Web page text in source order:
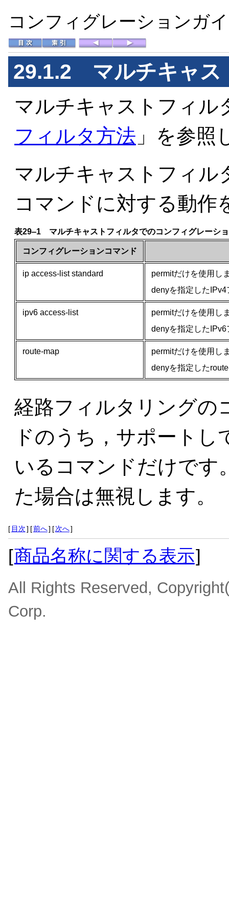
コンフィグレーションガ
29.1.2 マルチキャス
マルチキャストフィル
フィルタ方法 」を参照
マルチキャストフィル
コマンドに対する動作
表29‒1 マルチキャストフィルタでのコンフィグレーシ
コンフィグレーションコマンド
ip access-list standard
permitだけを使用し
denyを指定した
ipv6 access-list
permitだけを使用し
denyを指定した
route-map
permitだけを使用し
denyを指定した
経路フィルタリングの
ドのうち，サポート
いるコマンドだけです
た場合は無視します。
[ 目次] [前へ] [次へ]
[商品名称に関する表示]
All Rights Reserved,
Corp.